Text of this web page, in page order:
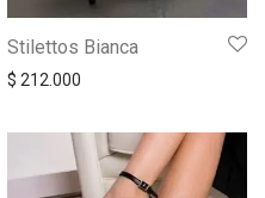
Stilettos Bianca
$ 212.000